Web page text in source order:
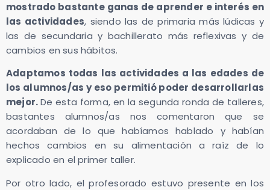
mostrado bastante ganas de aprender e interés en
las actividades, siendo las de primaria más lúdicas y
las de secundaria y bachillerato más reflexivas y de
cambios en sus hábitos.
Adaptamos todas las actividades a las edades de
los alumnos/as y eso permitió poder desarrollarlas
mejor.De esta forma, en la segunda ronda de talleres,
bastantes alumnos/as nos comentaron que se
acordaban de lo que habíamos hablado y habían
hechos cambios en su alimentación a raíz de lo
explicado en el primer taller.
Por otro lado, el profesorado estuvo presente en los